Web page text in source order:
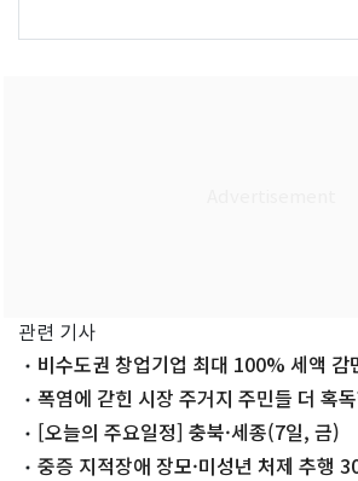
관련 기사
비수도권 창업기업 최대 100% 세액
신설폭염에 갇힌 시장 주거지 주민들 더 혹
도"[오늘의 주요일정] 충북·세종(7일, 금)
중증 지적장애 장모·미성년 처제 추행